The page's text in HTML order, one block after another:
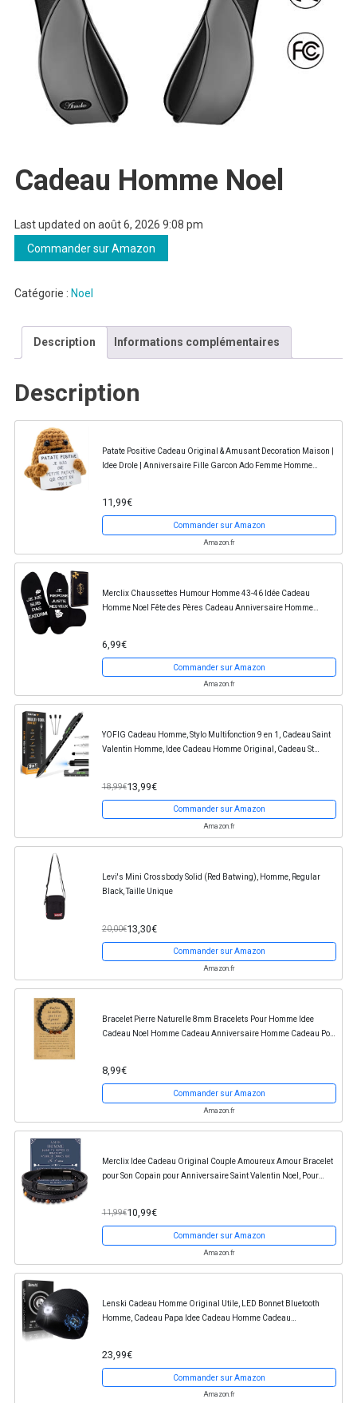
Cadeau Homme Noel
Last updated on août 6, 2026 9:08 pm
Commander sur Amazon
Catégorie : Noel
Description Informations complémentaires
Description
Patate Positive Cadeau Original & Amusant Decoration Maison |
Idee Drole | Anniversaire Fille Garcon Ado Femme Homme
11,99€
Commander sur Amazon
Amazon.fr
Merclix Chaussettes Humour Homme 43-46 Idée Cadeau
Homme Noel Fête des Pères Cadeau Anniversaire Homme
6,99€
Commander sur Amazon
Amazon.fr
YOFIG Cadeau Homme, Stylo Multifonction 9 en 1, Cadeau Saint
Valentin Homme, Idee Cadeau Homme Original, Cadeau St
18,99€13,99€
Commander sur Amazon
Amazon.fr
Levi's Mini Crossbody Solid (Red Batwing), Homme, Regular
Black, Taille Unique
20,00€13,30€
Commander sur Amazon
Amazon.fr
Bracelet Pierre Naturelle 8mm Bracelets Pour Homme Idee
Cadeau Noel Homme Cadeau Anniversaire Homme Cadeau Pour
8,99€
Commander sur Amazon
Amazon.fr
Merclix Idee Cadeau Original Couple Amoureux Amour Bracelet
pour Son Copain pour Anniversaire Saint Valentin Noel, Pour
11,99€10,99€
Commander sur Amazon
Amazon.fr
Lenski Cadeau Homme Original Utile, LED Bonnet Bluetooth
Homme, Cadeau Papa Idee Cadeau Homme Cadeau
23,99€
Commander sur Amazon
Amazon.fr